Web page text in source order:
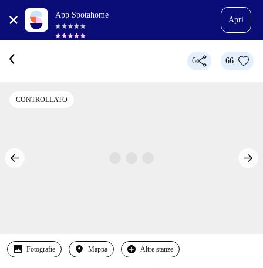
App Spotahome
Apri
6 66
CONTROLLATO
Fotografie Mappa Altre stanze